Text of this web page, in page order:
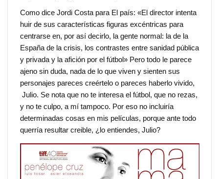
Como dice Jordi Costa para El país: «El director intenta
huir de sus características figuras excéntricas para
centrarse en, por así decirlo, la gente normal: la de la
España de la crisis, los contrastes entre sanidad pública
y privada y la afición por el fútbol» Pero todo le parece
ajeno sin duda, nada de lo que viven y sienten sus
personajes pareces creértelo o pareces haberlo vivido,
Julio. Se nota que no te interesa el fútbol, que no rezas,
y no te culpo, a mí tampoco. Por eso no incluiría
determinadas cosas en mis películas, porque ante todo
querría resultar creible, ¿lo entiendes, Julio?